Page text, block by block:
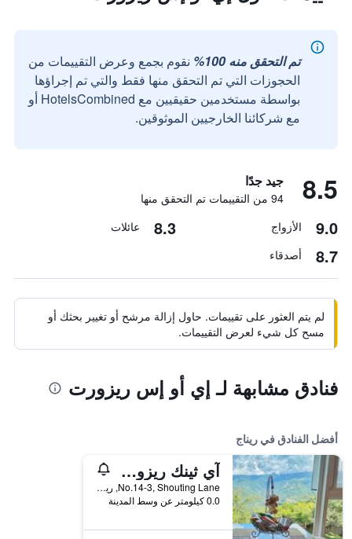
تم التحقق منه 100%
نقوم بجمع وعرض التقييمات من
الحجوزات التي تم التحقق منها فقط والتي تم إجراؤها
بواسطة مستخدمين حقيقيين مع HotelsCombined أو
مع شركائنا الخارجيين الموثوقين.
8.5 جيد جدًا
94 من التقييمات تم التحقق منها
9.0 الأزواج 8.3 عائلات
8.7 أصدقاء
لم يتم العثور على تقييمات. حاول إزالة مرشح أو تغيير بحثك أو
مسح كل شيء لعرض التقييمات.
فنادق مشابهة لـ إي أو إس ريزورت
أفضل الفنادق في ريناج
آي ثينك ريزورت
No.14-3, Shouting Lane, ريناج, تايوان
0.0 كيلومتر عن وسط المدينة